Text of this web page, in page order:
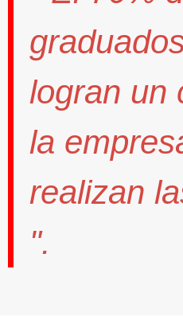
logran un
la
realizan
".